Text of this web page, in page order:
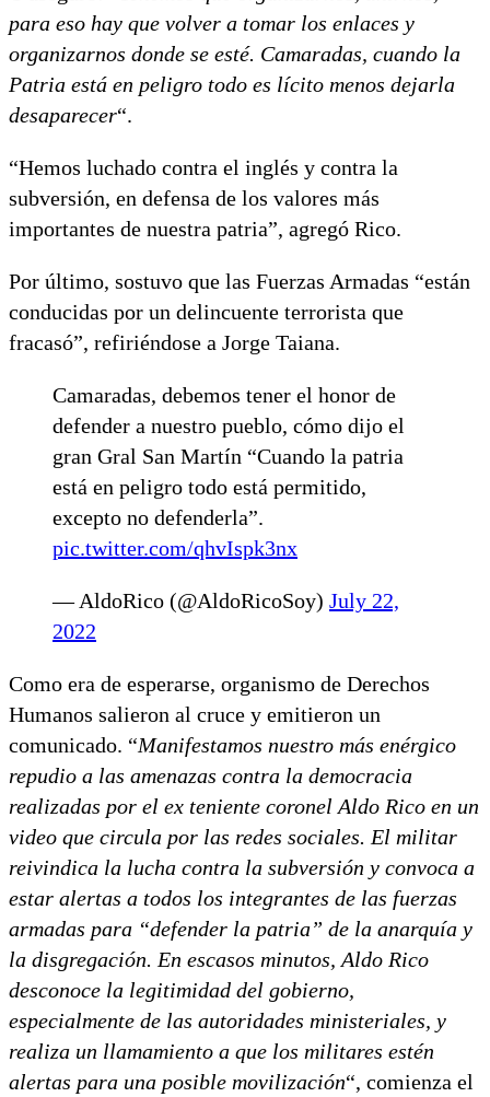
para eso hay que volver a tomar los enlaces y
organizarnos donde se esté. Camaradas, cuando la
Patria está en peligro todo es lícito menos dejarla
desaparecer“.
“Hemos luchado contra el inglés y contra la
subversión, en defensa de los valores más
importantes de nuestra patria”, agregó Rico.
Por último, sostuvo que las Fuerzas Armadas “están
conducidas por un delincuente terrorista que
fracasó”, refiriéndose a Jorge Taiana.
Camaradas, debemos tener el honor de
defender a nuestro pueblo, cómo dijo el
gran Gral San Martín “Cuando la patria
está en peligro todo está permitido,
excepto no defenderla”.
pic.twitter.com/qhvIspk3nx
— AldoRico (@AldoRicoSoy) July 22,
2022
Como era de esperarse, organismo de Derechos
Humanos salieron al cruce y emitieron un
comunicado. “Manifestamos nuestro más enérgico
repudio a las amenazas contra la democracia
realizadas por el ex teniente coronel Aldo Rico en un
video que circula por las redes sociales. El militar
reivindica la lucha contra la subversión y convoca a
estar alertas a todos los integrantes de las fuerzas
armadas para “defender la patria” de la anarquía y
la disgregación. En escasos minutos, Aldo Rico
desconoce la legitimidad del gobierno,
especialmente de las autoridades ministeriales, y
realiza un llamamiento a que los militares estén
alertas para una posible movilización“, comienza el